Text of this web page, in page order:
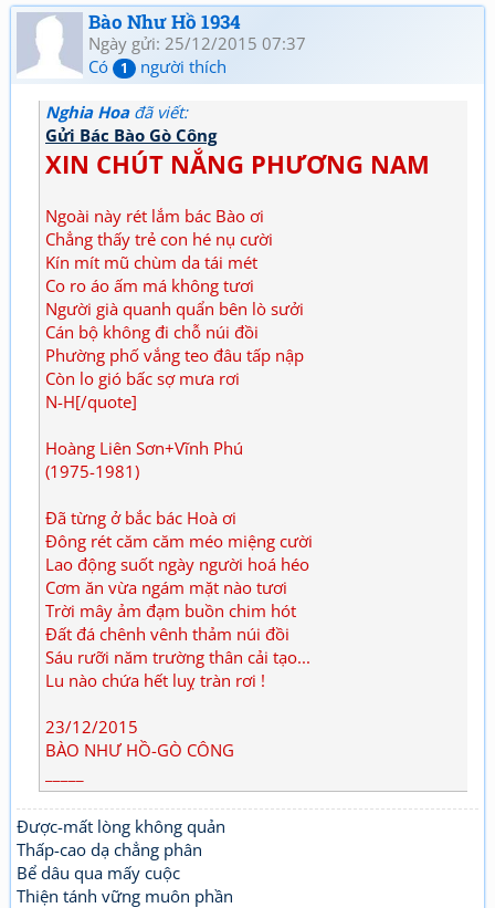
Bào Như Hồ 1934
Ngày gửi: 25/12/2015 07:37
Có
1 người thích
Nghia Hoađã viết:
Gửi Bác Bào Gò Công
XIN CHÚT NẮNG PHƯƠNG NAM
Ngoài này rét lắm bác Bào ơi
Chẳng thấy trẻ con hé nụ cười
Kín mít mũ chùm da tái mét
Co ro áo ấm má không tươi
Người già quanh quẩn bên lò sưởi
Cán bộ không đi chỗ núi đồi
Phường phố vắng teo đâu tấp nập
Còn lo gió bấc sợ mưa rơi
N-H[/quote]
Hoàng Liên Sơn+Vĩnh Phú
(1975-1981)
Đã từng ở bắc bác Hoà ơi
Đông rét căm căm méo miệng cười
Lao động suốt ngày người hoá héo
Cơm ăn vừa ngám mặt nào tươi
Trời mây ảm đạm buồn chim hót
Đất đá chênh vênh thảm núi đồi
Sáu rưỡi năm trường thân cải tạo...
Lu nào chứa hết luỵ tràn rơi !
23/12/2015
BÀO NHƯ HỒ-GÒ CÔNG
Được-mất lòng không quản
Thấp-cao dạ chẳng phân
Bể dâu qua mấy cuộc
Thiện tánh vững muôn phần